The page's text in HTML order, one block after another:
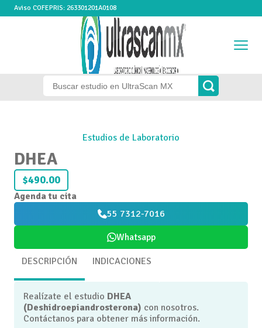
Aviso COFEPRIS: 263301201A0108
Estudios de Laboratorio
DHEA
$490.00
Agenda tu cita
55 7312-7016
Whatsapp
DESCRIPCIÓN INDICACIONES
Realízate el estudio DHEA
(Deshidroepiandrosterona) con nosotros.
Contáctanos para obtener más información.